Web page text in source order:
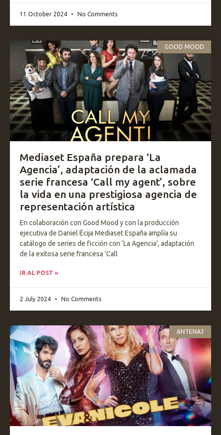
11 October 2024 No Comments
GOOD MOOD
Mediaset España prepara ‘La
Agencia’, adaptación de la aclamada
serie francesa ‘Call my agent’, sobre
la vida en una prestigiosa agencia de
representación artística
En colaboración con Good Mood y con la producción
ejecutiva de Daniel Écija Mediaset España amplía su
catálogo de series de ficción con ‘La Agencia’, adaptación
de la exitosa serie francesa ‘Call
IR AL POST »
2 July 2024 No Comments
ANTENA3